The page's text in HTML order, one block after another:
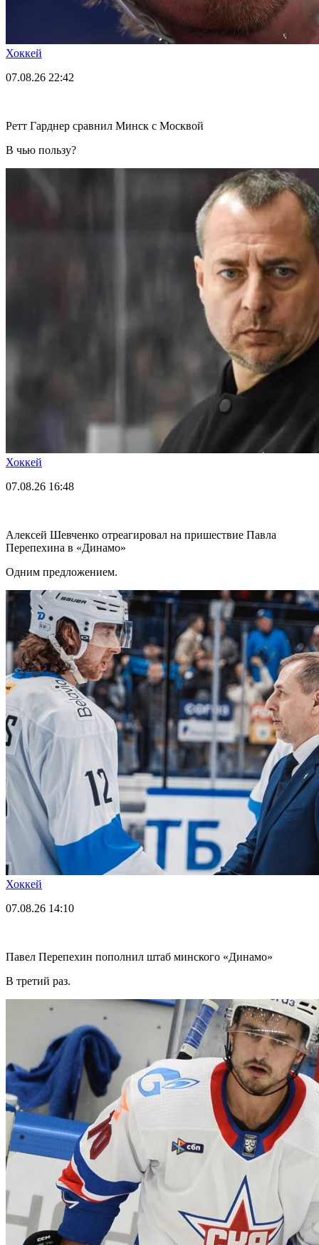
Хоккей
07.08.26 22:42
Ретт Гарднер сравнил Минск с Москвой
В чью пользу?
Хоккей
07.08.26 16:48
Алексей Шевченко отреагировал на пришествие Павла
Перепехина в «Динамо»
Одним предложением.
Хоккей
07.08.26 14:10
Павел Перепехин пополнил штаб минского «Динамо»
В третий раз.